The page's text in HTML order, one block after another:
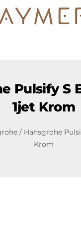
Pulsify S
1jet Krom
/ Hansgrohe
Krom